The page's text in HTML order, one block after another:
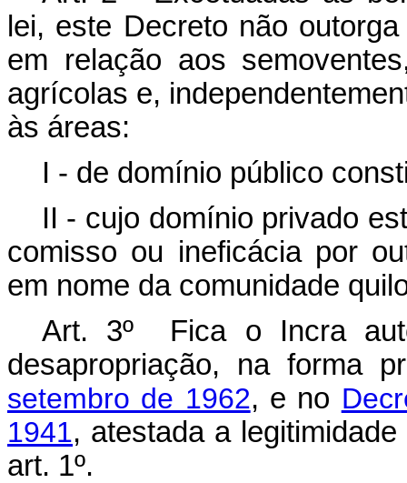
lei, este Decreto não
em relação aos
agrícolas e,
às áreas:
I - de domínio público
II - cujo domínio privado
comisso ou ineficácia por
em nome da comunidade
Art. 3º Fica o Incra
desapropriação, na forma
setembro de 1962, e no
1941, atestada a
art. 1º.